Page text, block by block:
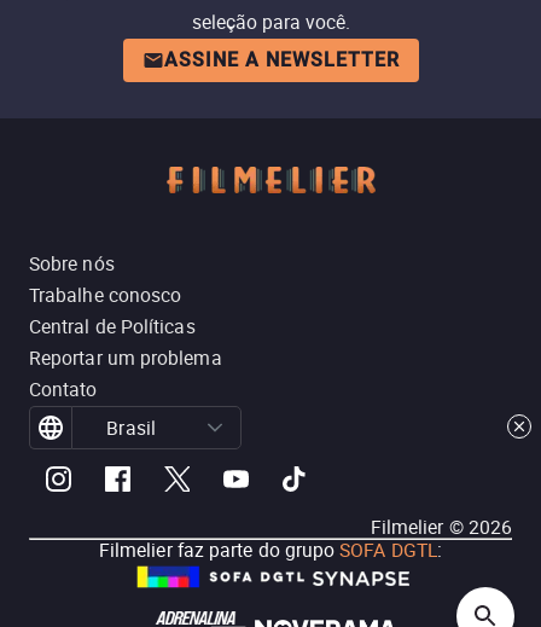
seleção para você.
ASSINE A NEWSLETTER
Sobre nós
Trabalhe conosco
Central de Políticas
Reportar um problema
Contato
Brasil
Filmelier ©2026
Filmelier faz parte do grupoSOFA DGTL: